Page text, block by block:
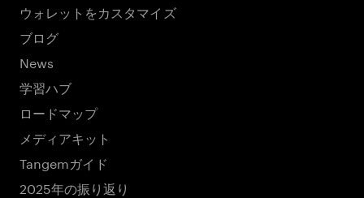
ウォレットをカスタマイズ
ブログ
News
学習ハブ
ロードマップ
メディアキット
Tangemガイド
2025年の振り返り